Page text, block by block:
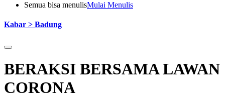
Semua bisa menulisMulai Menulis
Kabar > Badung
BERAKSI BERSAMA LAWAN
CORONA